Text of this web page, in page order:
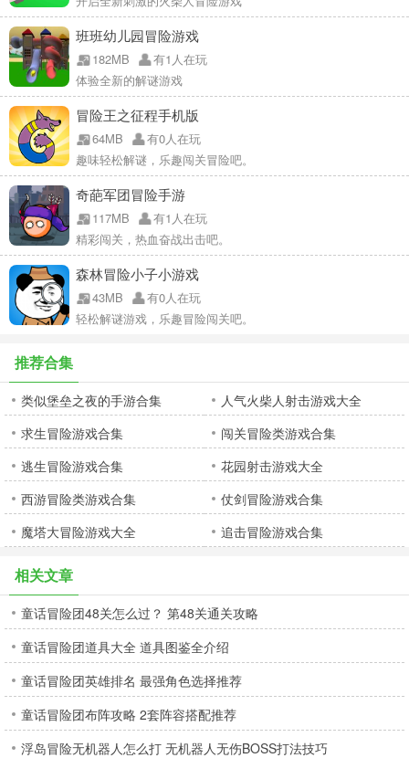
班班幼儿园冒险游戏
182MB
有1人在玩
体验全新的解谜游戏
冒险王之征程手机版
64MB
有0人在玩
趣味轻松解谜，乐趣闯关冒险吧。
奇葩军团冒险手游
117MB
有1人在玩
精彩闯关，热血奋战出击吧。
森林冒险小子小游戏
43MB
有0人在玩
轻松解谜游戏，乐趣冒险闯关吧。
推荐合集
类似堡垒之夜的手游合集
人气火柴人射击游戏大全
求生冒险游戏合集
闯关冒险类游戏合集
逃生冒险游戏合集
花园射击游戏大全
西游冒险类游戏合集
仗剑冒险游戏合集
魔塔大冒险游戏大全
追击冒险游戏合集
相关文章
童话冒险团48关怎么过？ 第48关通关攻略
童话冒险团道具大全 道具图鉴全介绍
童话冒险团英雄排名 最强角色选择推荐
童话冒险团布阵攻略 2套阵容搭配推荐
浮岛冒险无机器人怎么打 无机器人无伤BOSS打法技巧